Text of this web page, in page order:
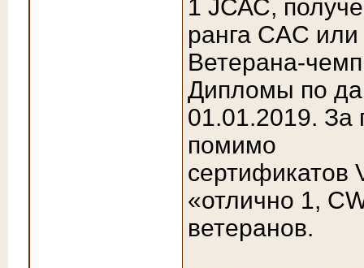
1 JСАС,
ранга CAC
Ветерана-
Дипломы по
01.01.2019. За
помимо
сертификатов
«отлично 1,
ветеранов.